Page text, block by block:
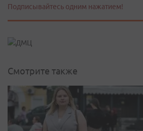
Подписывайтесь одним нажатием!
Смотрите также